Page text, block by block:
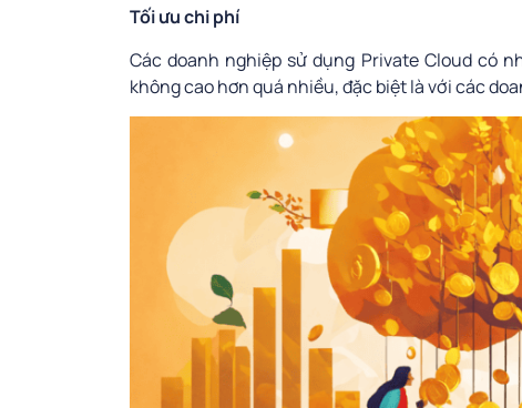
Tối ưu chi phí
Các doanh nghiệp sử dụng Private Cloud có
không cao hơn quá nhiều, đặc biệt là với các